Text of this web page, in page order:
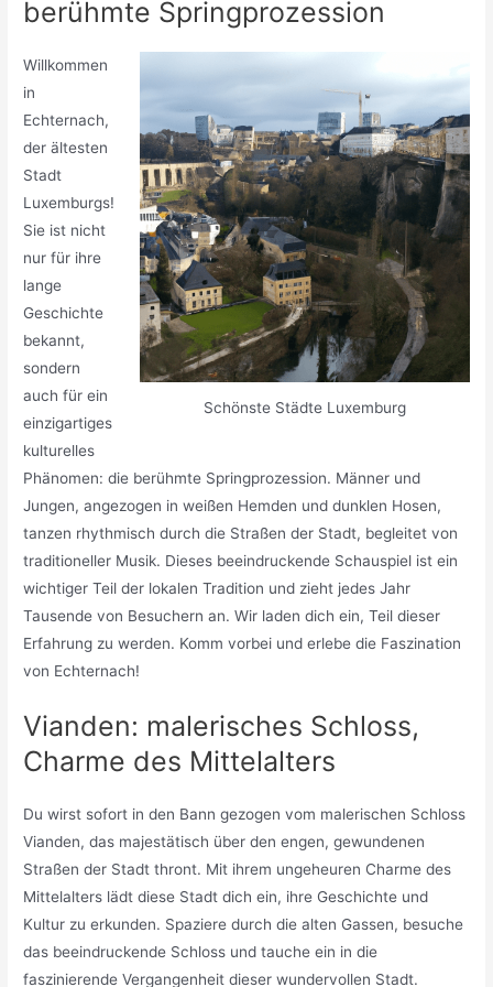
berühmte Springprozession
Schönste Städte Luxemburg
Willkommen
in
Echternach,
der ältesten
Stadt
Luxemburgs!
Sie ist nicht
nur für ihre
lange
Geschichte
bekannt,
sondern
auch für ein
einzigartiges
kulturelles
Phänomen: die berühmte Springprozession. Männer und
Jungen, angezogen in weißen Hemden und dunklen Hosen,
tanzen rhythmisch durch die Straßen der Stadt, begleitet von
traditioneller Musik. Dieses beeindruckende Schauspiel ist ein
wichtiger Teil der lokalen Tradition und zieht jedes Jahr
Tausende von Besuchern an. Wir laden dich ein, Teil dieser
Erfahrung zu werden. Komm vorbei und erlebe die Faszination
von Echternach!
Vianden: malerisches Schloss,
Charme des Mittelalters
Du wirst sofort in den Bann gezogen vom malerischen Schloss
Vianden, das majestätisch über den engen, gewundenen
Straßen der Stadt thront. Mit ihrem ungeheuren Charme des
Mittelalters lädt diese Stadt dich ein, ihre Geschichte und
Kultur zu erkunden. Spaziere durch die alten Gassen, besuche
das beeindruckende Schloss und tauche ein in die
faszinierende Vergangenheit dieser wundervollen Stadt.